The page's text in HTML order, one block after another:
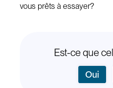
vous prêts à essayer?
Est-ce que
Oui